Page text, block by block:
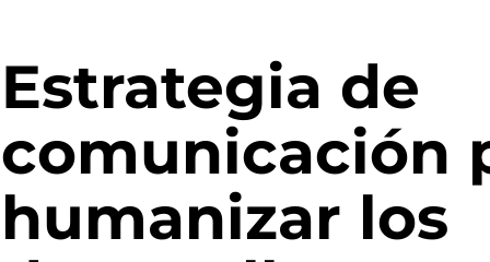
Estrategia de
comunicación
humanizar los